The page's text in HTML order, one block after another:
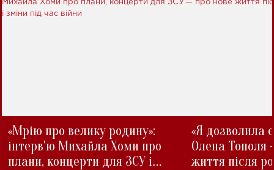
«Мрію про велику родину»:
інтерв'ю Михайла Хоми про
плани, концерти для ЗСУ і
«Я дозволила
Олена Тополя
життя після